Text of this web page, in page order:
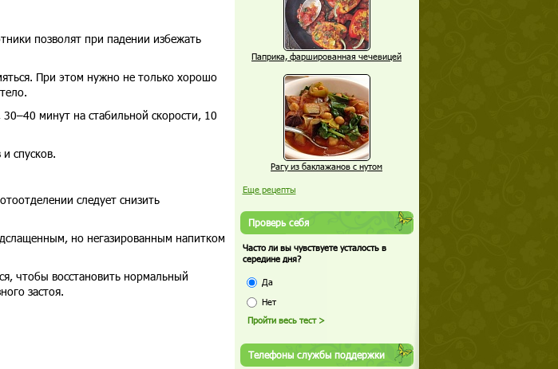
позволят при падении избежать
При этом нужно не только хорошо
минут на стабильной скорости, 10
спусков.
следует снизить
но негазированным напитком
чтобы восстановить нормальный
застоя.
Паприка, фаршированная чечевицей
Рагу из баклажанов с нутом
Еще рецепты
Проверь себя
Часто ли вы чувствуете усталость в
середине дня?
Да
Нет
Телефоны службы поддержки